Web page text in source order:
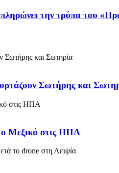
την τρύπα του
Σωτήρης και
Μεξικό στις ΗΠΑ